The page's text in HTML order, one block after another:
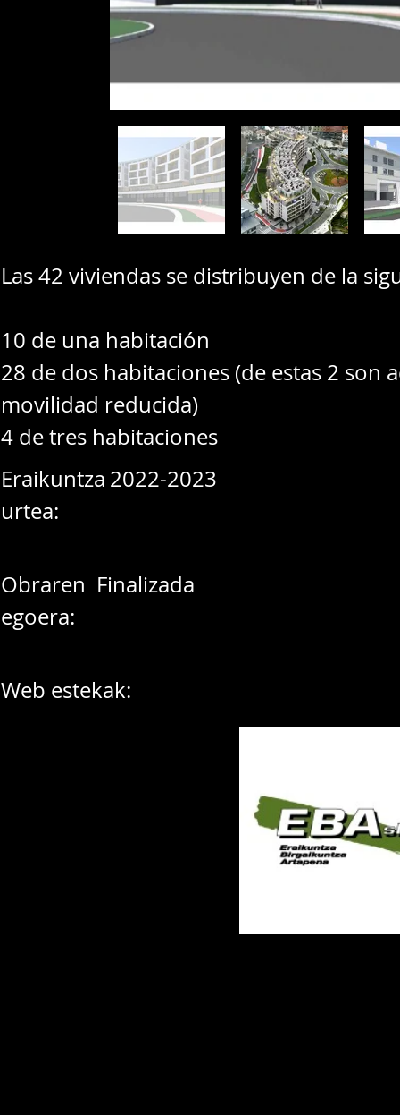
Las 42 viviendas se distribuyen de la
10 de una habitación
28 de dos habitaciones (de estas 2 son
movilidad reducida)
4 de tres habitaciones
2022-2023
Eraikuntza
urtea:
Obraren
egoera:
Finalizada
Web estekak: